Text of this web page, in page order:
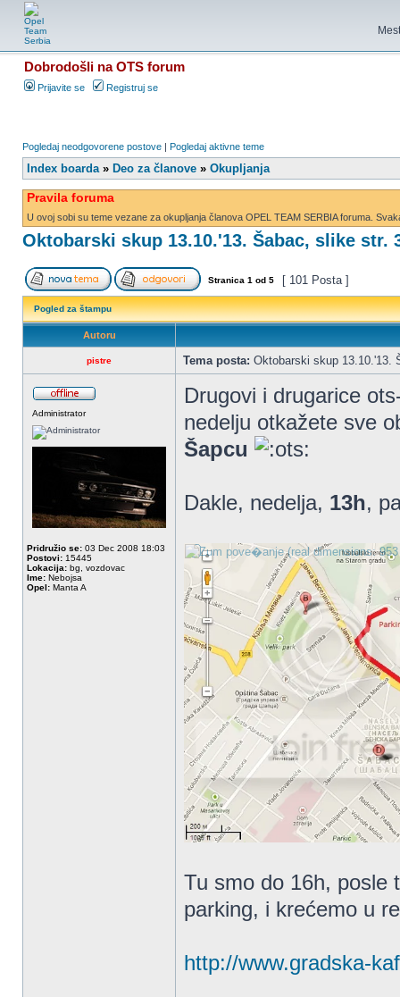
Dobrodošli na OTS forum
Prijavite se Registruj se
Pogledaj neodgovorene postove | Pogledaj aktivne teme
Index boarda» Deo za članove » Okupljanja
Pravila foruma
U ovoj sobi su teme vezane za okupljanja članova OPEL TEAM SERBIA foruma.
Oktobarski skup 13.10.'13. Šabac, slike str.
Stranica 1 od 5 [ 101 Posta ]
Pogled za štampu
Autoru
pistre Tema posta: Oktobarski skup 13.10.'13.
Administrator
Pridružio se: 03 Dec 2008 18:03
Postovi: 15445
Lokacija: bg, vozdovac
Ime: Nebojsa
Opel: Manta A
Drugovi i drugarice
nedelju otkažete sve
Šapcu
Dakle, nedelja, 13h,
Tu smo do 16h, posle
parking, i krećemo u
http://www.gradska-